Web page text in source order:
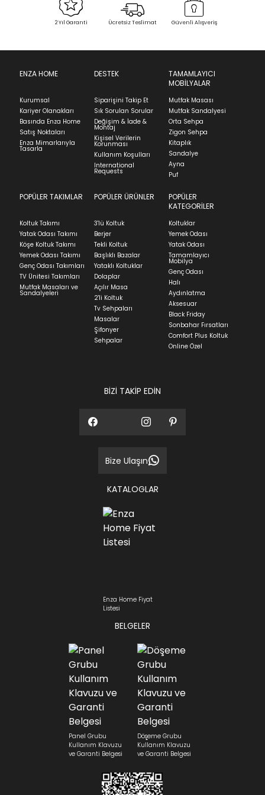
Select an option.
Stock moves super-fast. This look-up is an
indication of where stock might be available but
we can't guarantee it'll be there for long.
Garanti Süresi :
2 yıl
Sipariş Alındı Sevkiyat Aşamasında Teslim Edildi
içinde iade başvurusunda bulunarak sürecinizi
Ürünü iade etmek için, orijinal kutusuyla ve
faturasıyla birlikte göndermelisiniz.
İadenizin kabul edilmesi için, ürünün hasar
görmemiş, kurulumunun yapılmamış ve
kullanılmamış olması gerekmektedir.
İade ve Değişim bölümünü ziyaret ediniz.
Teslimat
Ev tekstili siparişlerinizin kargoya verilme süresi
ortalama 5-24 iş günüdür.
Yatak siparişlerinizin teslim süresi yaşadığınız şehre
ve ürünün stok durumuna göre ortalama 5-24 iş
günüdür.
Panel ve Döşeme grubu ürün siparişlerinizin teslim
süresi yaşadığınız şehre ve ürünün stok durumuna
göre ortalama 30-45 iş günüdür.
Siparişlerim bölümünden sürecinizi takip edebilirsiniz.
Sıkça Sorulan Sorularbölümünü ziyaret
2 Yıl Garanti Ücretsiz Teslimat Güvenli Alışveriş
Bu ürün stoklarımıza geldiğindeposta
adresinizden sizleri bilgilendireceğiz.
ENZA HOME
Kurumsal
Kariyer Olanakları
Basında Enza Home
Satış Noktaları
Enza Mimarlarıyla
Tasarla
DESTEK
Siparişini Takip Et
Sık Sorulan Sorular
Değişim & İade &
Montaj
Kişisel Verilerin
Korunması
Kullanım Koşulları
International
Requests
TAMAMLAYICI
MOBİLYALAR
Mutfak Masası
Mutfak Sandalyesi
Orta Sehpa
Zigon Sehpa
Kitaplık
Sandalye
Ayna
Puf
POPÜLER TAKIMLAR
Koltuk Takımı
Yatak Odası Takımı
Köşe Koltuk Takımı
Yemek Odası Takımı
Genç Odası Takımları
TV Ünitesi Takımları
Mutfak Masaları ve
Sandalyeleri
POPÜLER ÜRÜNLER
3'lü Koltuk
Berjer
Tekli Koltuk
Başlıklı Bazalar
Yataklı Koltuklar
Dolaplar
Açılır Masa
2'li Koltuk
Tv Sehpaları
Masalar
Şifonyer
Sehpalar
POPÜLER
KATEGORİLER
Koltuklar
Yemek Odası
Yatak Odası
Tamamlayıcı
Mobilya
Genç Odası
Halı
Aydınlatma
Aksesuar
Black Friday
Sonbahar Fırsatları
Comfort Plus Koltuk
Online Özel
BİZİ TAKİP EDİN
Bize Ulaşın
KATALOGLAR
Enza Home Fiyat
Listesi
BELGELER
Panel Grubu
Kullanım Klavuzu
ve Garanti Belgesi
Döşeme Grubu
Kullanım Klavuzu
ve Garanti Belgesi